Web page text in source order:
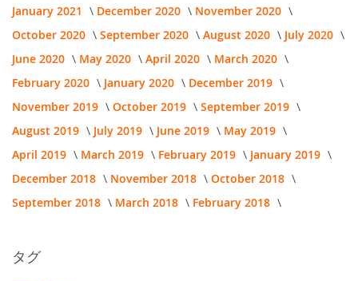
January 2021
December 2020
November 2020
October 2020
September 2020 August 2020
July 2020
June 2020
May 2020 April 2020
March 2020
February 2020
January 2020
December 2019
November 2019
October 2019
September 2019
August 2019
July 2019 June 2019
May 2019
April 2019
March 2019 February 2019
January 2019
December 2018
November 2018
October 2018
September 2018
March 2018 February 2018
タグ